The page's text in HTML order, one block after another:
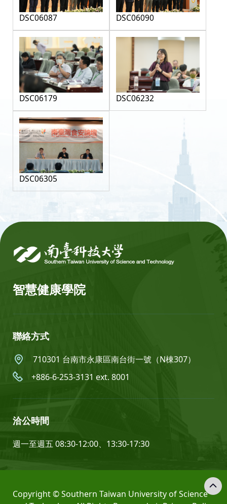
DSC06087 DSC06090
DSC06179 DSC06232
DSC06305
智慧健康學院
聯絡方式
710301 台南市永康區南台街一號（N棟307）
+886-6-253-3131 ext. 8001
洽公時間
週一至週五 08:30-12:00、13:30-17:30
Copyright © Southern Taiwan University of Science